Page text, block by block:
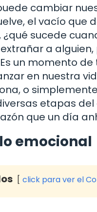
cambiar
el vacío que
sucede
a
un momento
en nuestra
o
etapas
que un día
emocional
click para ver el